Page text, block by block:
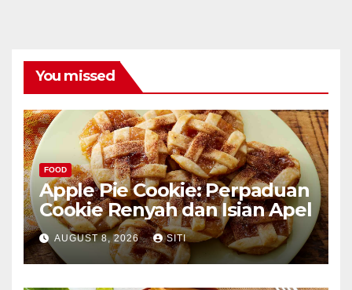
You missed
FOOD
Apple Pie Cookie: Perpaduan
Cookie Renyah dan Isian Apel
AUGUST 8, 2026 SITI